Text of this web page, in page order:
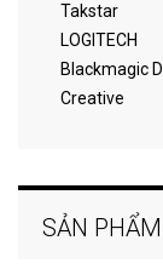
Takstar
LOGITECH
Blackmagic
Creative
SẢN